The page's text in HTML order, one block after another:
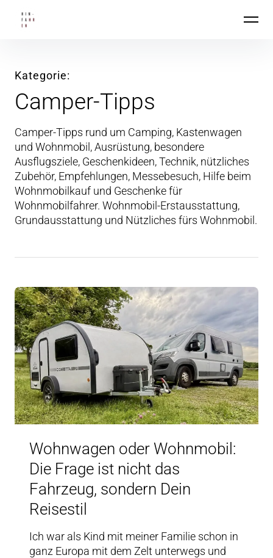
überspringenHin-Fahren
Kategorie
Camper-Tipps
Camper-Tipps rund um Camping, Kastenwagen
und Wohnmobil, Ausrüstung, besondere
Ausflugsziele, Geschenkideen, Technik, nützliches
Zubehör, Empfehlungen, Messebesuch, Hilfe beim
Wohnmobilkauf und Geschenke für
Wohnmobilfahrer. Wohnmobil-Erstausstattung,
Grundausstattung und Nützliches fürs Wohnmobil.
Wohnwagen oder Wohnmobil:
Die Frage ist nicht das
Fahrzeug, sondern Dein
Reisestil
Ich war als Kind mit meiner Familie schon in
ganz Europa mit dem Zelt unterwegs und